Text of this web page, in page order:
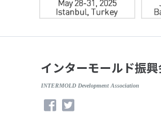
インターモールド振
INTERMOLD Development Association